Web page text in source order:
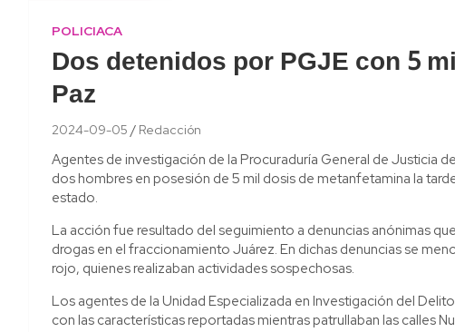
POLICIACA
Dos detenidos por PGJE con 5
Paz
2024-09-05 Redacción
Agentes de investigación de la Procuraduría General de Justicia
dos hombres en posesión de 5 mil dosis de metanfetamina la
estado.
La acción fue resultado del seguimiento a denuncias anónimas
drogas en el fraccionamiento Juárez. En dichas denuncias se
rojo, quienes realizaban actividades sospechosas.
Los agentes de la Unidad Especializada en Investigación del
con las características reportadas mientras patrullaban las calles